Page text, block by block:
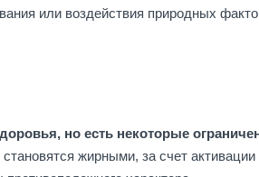
или воздействия природных
но есть некоторые
жирными, за счет